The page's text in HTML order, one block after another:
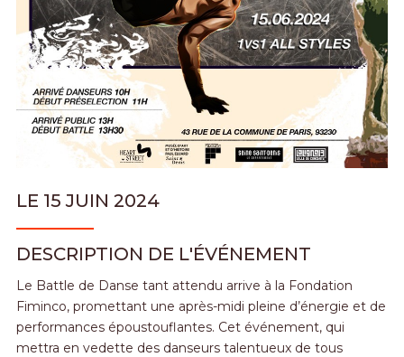
LE 15 JUIN 2024
DESCRIPTION DE L'ÉVÉNEMENT
Le Battle de Danse tant attendu arrive à la Fondation
Fiminco, promettant une après-midi pleine d’énergie et de
performances époustouflantes. Cet événement, qui
mettra en vedette des danseurs talentueux de tous